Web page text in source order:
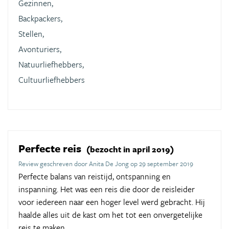
Gezinnen,
Backpackers,
Stellen,
Avonturiers,
Natuurliefhebbers,
Cultuurliefhebbers
Perfecte reis (bezocht in april 2019)
Review geschreven door Anita De Jong op 29 september 2019
Perfecte balans van reistijd, ontspanning en
inspanning. Het was een reis die door de reisleider
voor iedereen naar een hoger level werd gebracht. Hij
haalde alles uit de kast om het tot een onvergetelijke